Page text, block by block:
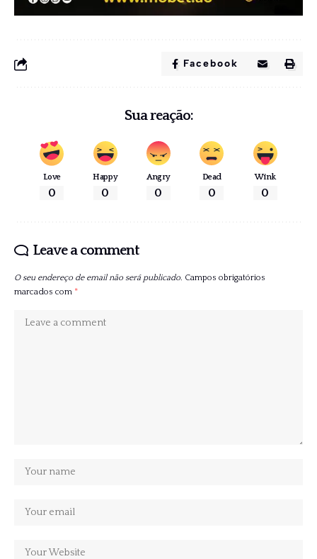
Facebook
Sua reação:
Love
0
Happy
0
Angry
0
Dead
0
Wink
0
Leave a comment
O seu endereço de email não será publicado. Campos obrigatórios
marcados com *